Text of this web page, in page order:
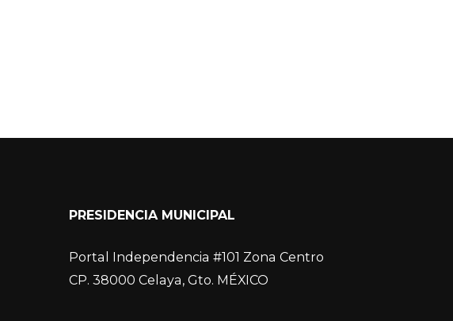
PRESIDENCIA MUNICIPAL
Portal Independencia #101 Zona Centro
CP. 38000 Celaya, Gto. MÉXICO